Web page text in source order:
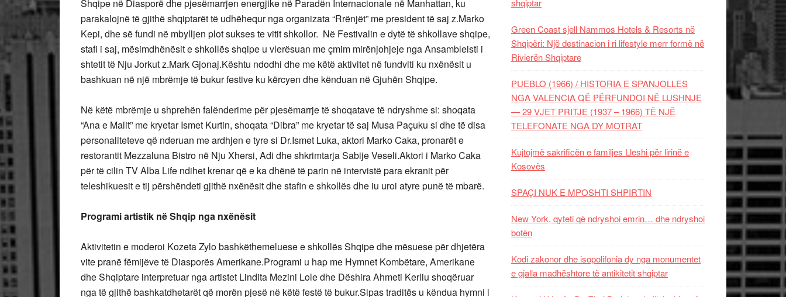
Shqipe në Diasporë dhe pjesëmarrjen energjike në Paradën Internacionale në Manhattan, ku
parakalojnë të gjithë shqiptarët të udhëhequr nga organizata “Rrënjët” me president të saj z.Marko
Kepi, dhe së fundi në mbylljen plot sukses te vitit shkollor. Në Festivalin e dytë të shkollave shqipe,
stafi i saj, mësimdhënësit e shkollës shqipe u vlerësuan me çmim mirënjohjeje nga Ansambleisti i
shtetit të Nju Jorkut z.Mark Gjonaj.Kështu ndodhi dhe me këtë aktivitet në fundviti ku nxënësit u
bashkuan në një mbrëmje të bukur festive ku kërcyen dhe kënduan në Gjuhën Shqipe.
Në këtë mbrëmje u shprehën falënderime për pjesëmarrje të shoqatave të ndryshme si: shoqata
“Ana e Malit” me kryetar Ismet Kurtin, shoqata “Dibra” me kryetar të saj Musa Paçuku si dhe të disa
personaliteteve që nderuan me ardhjen e tyre si Dr.Ismet Luka, aktori Marko Caka, pronarët e
restorantit Mezzaluna Bistro në Nju Xhersi, Adi dhe shkrimtarja Sabije Veseli.Aktori i Marko Caka
për të cilin TV Alba Life ndihet krenar që e ka dhënë të parin në intervistë para ekranit për
teleshikuesit e tij përshëndeti gjithë nxënësit dhe stafin e shkollës dhe iu uroi atyre punë të mbarë.
Programi artistik në Shqip nga nxënësit
Aktivitetin e moderoi Kozeta Zylo bashkëthemeluese e shkollës Shqipe dhe mësuese për dhjetëra
vite pranë fëmijëve të Diasporës Amerikane.Programi u hap me Hymnet Kombëtare, Amerikane
dhe Shqiptare interpretuar nga artistet Lindita Mezini Lole dhe Dëshira Ahmeti Kerliu shoqëruar
nga të gjithë bashkatdhetarët që morën pjesë në këtë festë të bukur.Sipas traditës u këndua hymni i
shqiptar
Green Coast sjell Nammos Hotels & Resorts në
Shqipëri: Një destinacion i ri lifestyle merr formë në
Rivierën Shqiptare
PUEBLO (1966) / HISTORIA E SPANJOLLES
NGA VALENCIA QË PËRFUNDOI NË LUSHNJE
— 29 VJET PRITJE (1937 – 1966) TË NJË
TELEFONATE NGA DY MOTRAT
Kujtojmë sakrificën e familjes Lleshi për lirinë e
Kosovës
SPAÇI NUK E MPOSHTI SHPIRTIN
New York, qyteti që ndryshoi emrin… dhe ndryshoi
botën
Kodi zakonor dhe isopolifonia dy nga monumentet
e gjalla madhështore të antikitetit shqiptar